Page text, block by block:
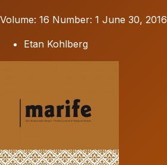
Volume: 16 Number: 1 June 30, 2016
Etan Kohlberg